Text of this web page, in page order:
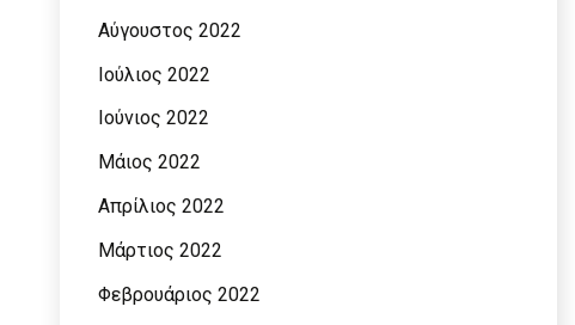
Αύγουστος 2022
Ιούλιος 2022
Ιούνιος 2022
Μάιος 2022
Απρίλιος 2022
Μάρτιος 2022
Φεβρουάριος 2022